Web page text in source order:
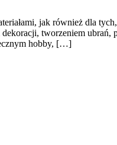
jak również dla
tworzeniem ubrań,
hobby, […]